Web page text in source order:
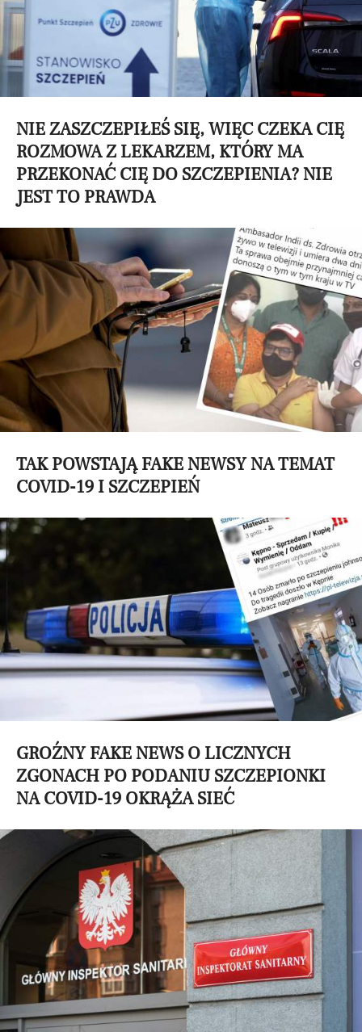
NIE ZASZCZEPIŁEŚ SIĘ, WIĘC CZEKA CIĘ
ROZMOWA Z LEKARZEM, KTÓRY MA
PRZEKONAĆ CIĘ DO SZCZEPIENIA? NIE
JEST TO PRAWDA
TAK POWSTAJĄ FAKE NEWSY NA TEMAT
COVID-19 I SZCZEPIEŃ
GROŹNY FAKE NEWS O LICZNYCH
ZGONACH PO PODANIU SZCZEPIONKI
NA COVID-19 OKRĄŻA SIEĆ